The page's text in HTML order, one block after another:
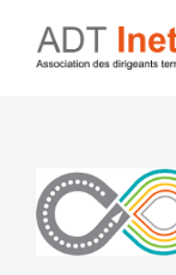
Voir
l'image
agrandie